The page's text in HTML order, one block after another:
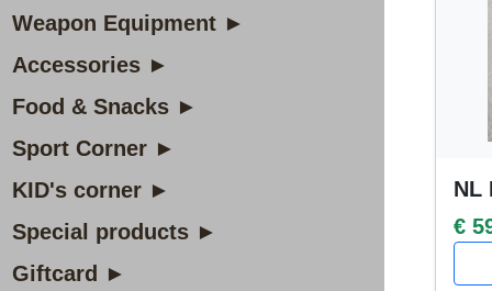
Weapon Equipment ►
Accessories ►
Food & Snacks ►
Sport Corner ►
KID's corner ►
Special products ►
Giftcard ►
NL
€